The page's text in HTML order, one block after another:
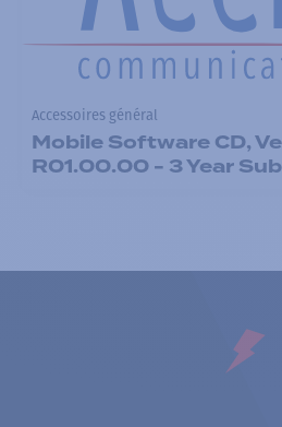
Accessoires général
Mobile Software CD,
R01.00.00 - 3 Year